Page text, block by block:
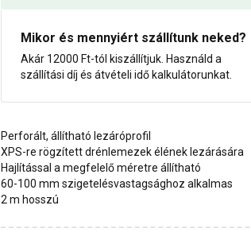
Mikor és mennyiért szállítunk neked?
Akár 12000 Ft-tól kiszállítjuk. Használd a
szállítási díj és átvételi idő kalkulátorunkat.
Perforált, állítható lezáróprofil
XPS-re rögzített drénlemezek élének lezárására
Hajlítással a megfelelő méretre állítható
60-100 mm szigetelésvastagsághoz alkalmas
2 m hosszú